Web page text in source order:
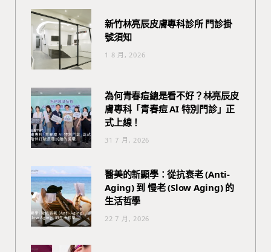
新竹林亮辰皮膚專科診所 門診掛
號須知
1 8 月, 2026
為何青春痘總是看不好？林亮辰皮
膚專科「青春痘 AI 特別門診」正
式上線！
31 7 月, 2026
醫美的新顯學：從抗衰老 (Anti-
Aging) 到 慢老 (Slow Aging) 的
生活哲學
22 7 月, 2026